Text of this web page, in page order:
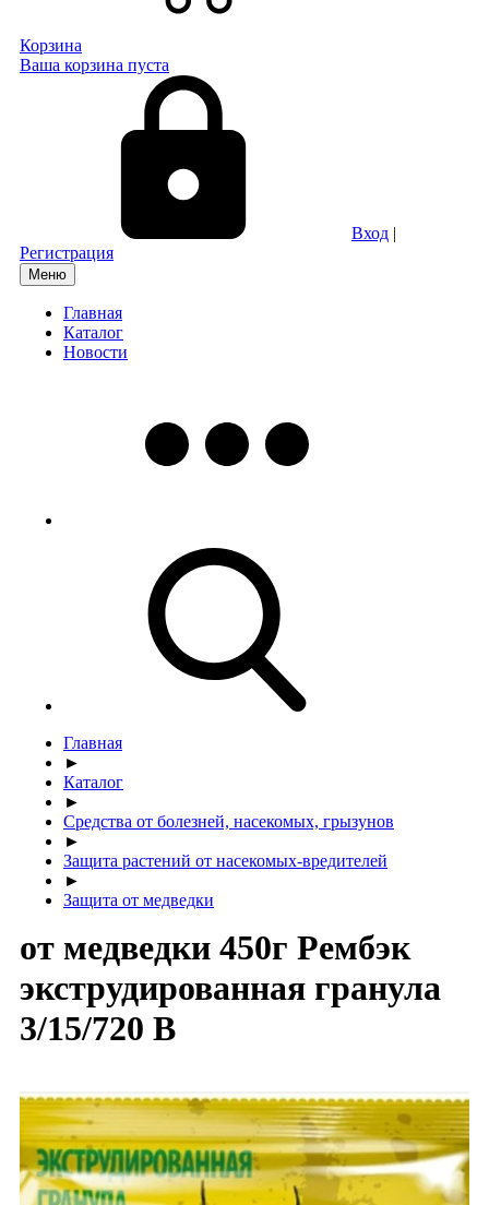
Корзина
Ваша корзина пуста
Вход |
Регистрация
Меню
Главная
Каталог
Новости
Главная
►
Каталог
►
Средства от болезней, насекомых, грызунов
►
Защита растений от насекомых-вредителей
►
Защита от медведки
от медведки 450г Рембэк
экструдированная гранула
3/15/720 В